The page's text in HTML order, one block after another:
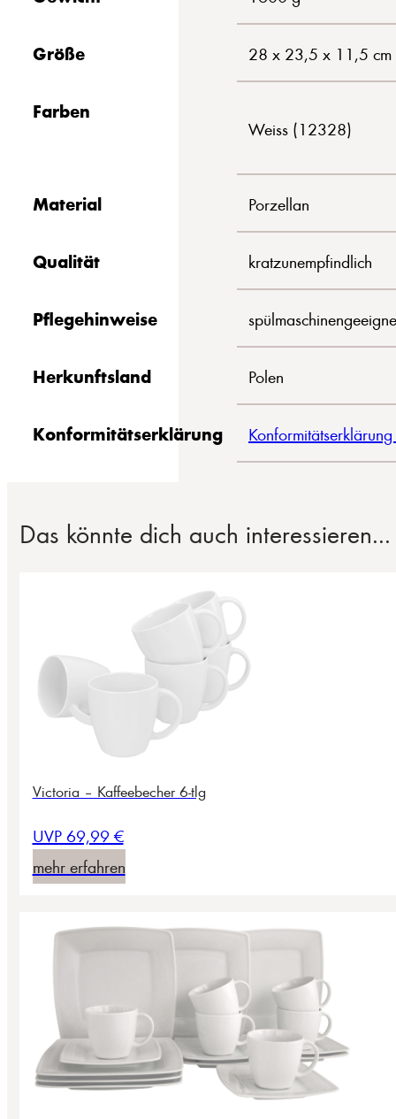
Größe 28 x 23,5 x 11,5 cm
Farben
Weiss (12328)
Material Porzellan
Qualität kratzunempfindlich
Pflegehinweise
Herkunftsland Polen
Konformitätserklärung
Das könnte dich auch interessieren...
Victoria – Kaffeebecher 6-tlg
UVP 69,99 €
mehr erfahren